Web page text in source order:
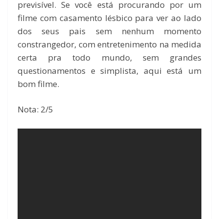
previsível. Se você está procurando por um
filme com casamento lésbico para ver ao lado
dos seus pais sem nenhum momento
constrangedor, com entretenimento na medida
certa pra todo mundo, sem grandes
questionamentos e simplista, aqui está um
bom filme.
Nota: 2/5